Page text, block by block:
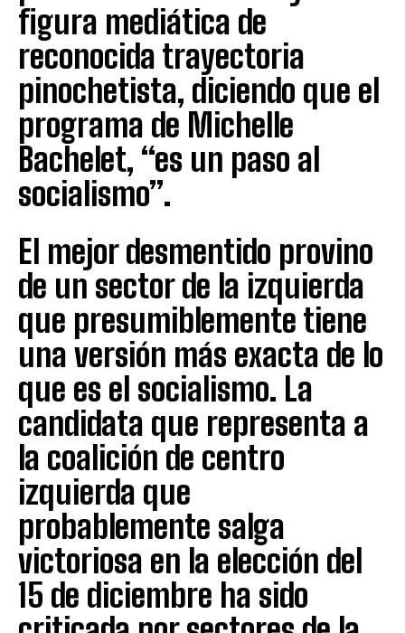
figura mediática de
reconocida trayectoria
pinochetista, diciendo que el
programa de Michelle
Bachelet, “es un paso al
socialismo”.
El mejor desmentido provino
de un sector de la izquierda
que presumiblemente tiene
una versión más exacta de lo
que es el socialismo. La
candidata que representa a
la coalición de centro
izquierda que
probablemente salga
victoriosa en la elección del
15 de diciembre ha sido